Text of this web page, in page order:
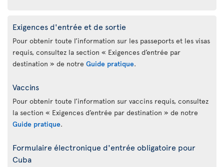
Exigences d'entrée et de sortie
Pour obtenir toute l’information sur les passeports et les visas
requis, consultez la section « Exigences d’entrée par
destination » de notre Guide pratique.
Vaccins
Pour obtenir toute l’information sur vaccins requis, consultez
la section « Exigences d’entrée par destination » de notre
Guide pratique.
Formulaire électronique d'entrée obligatoire pour
Cuba